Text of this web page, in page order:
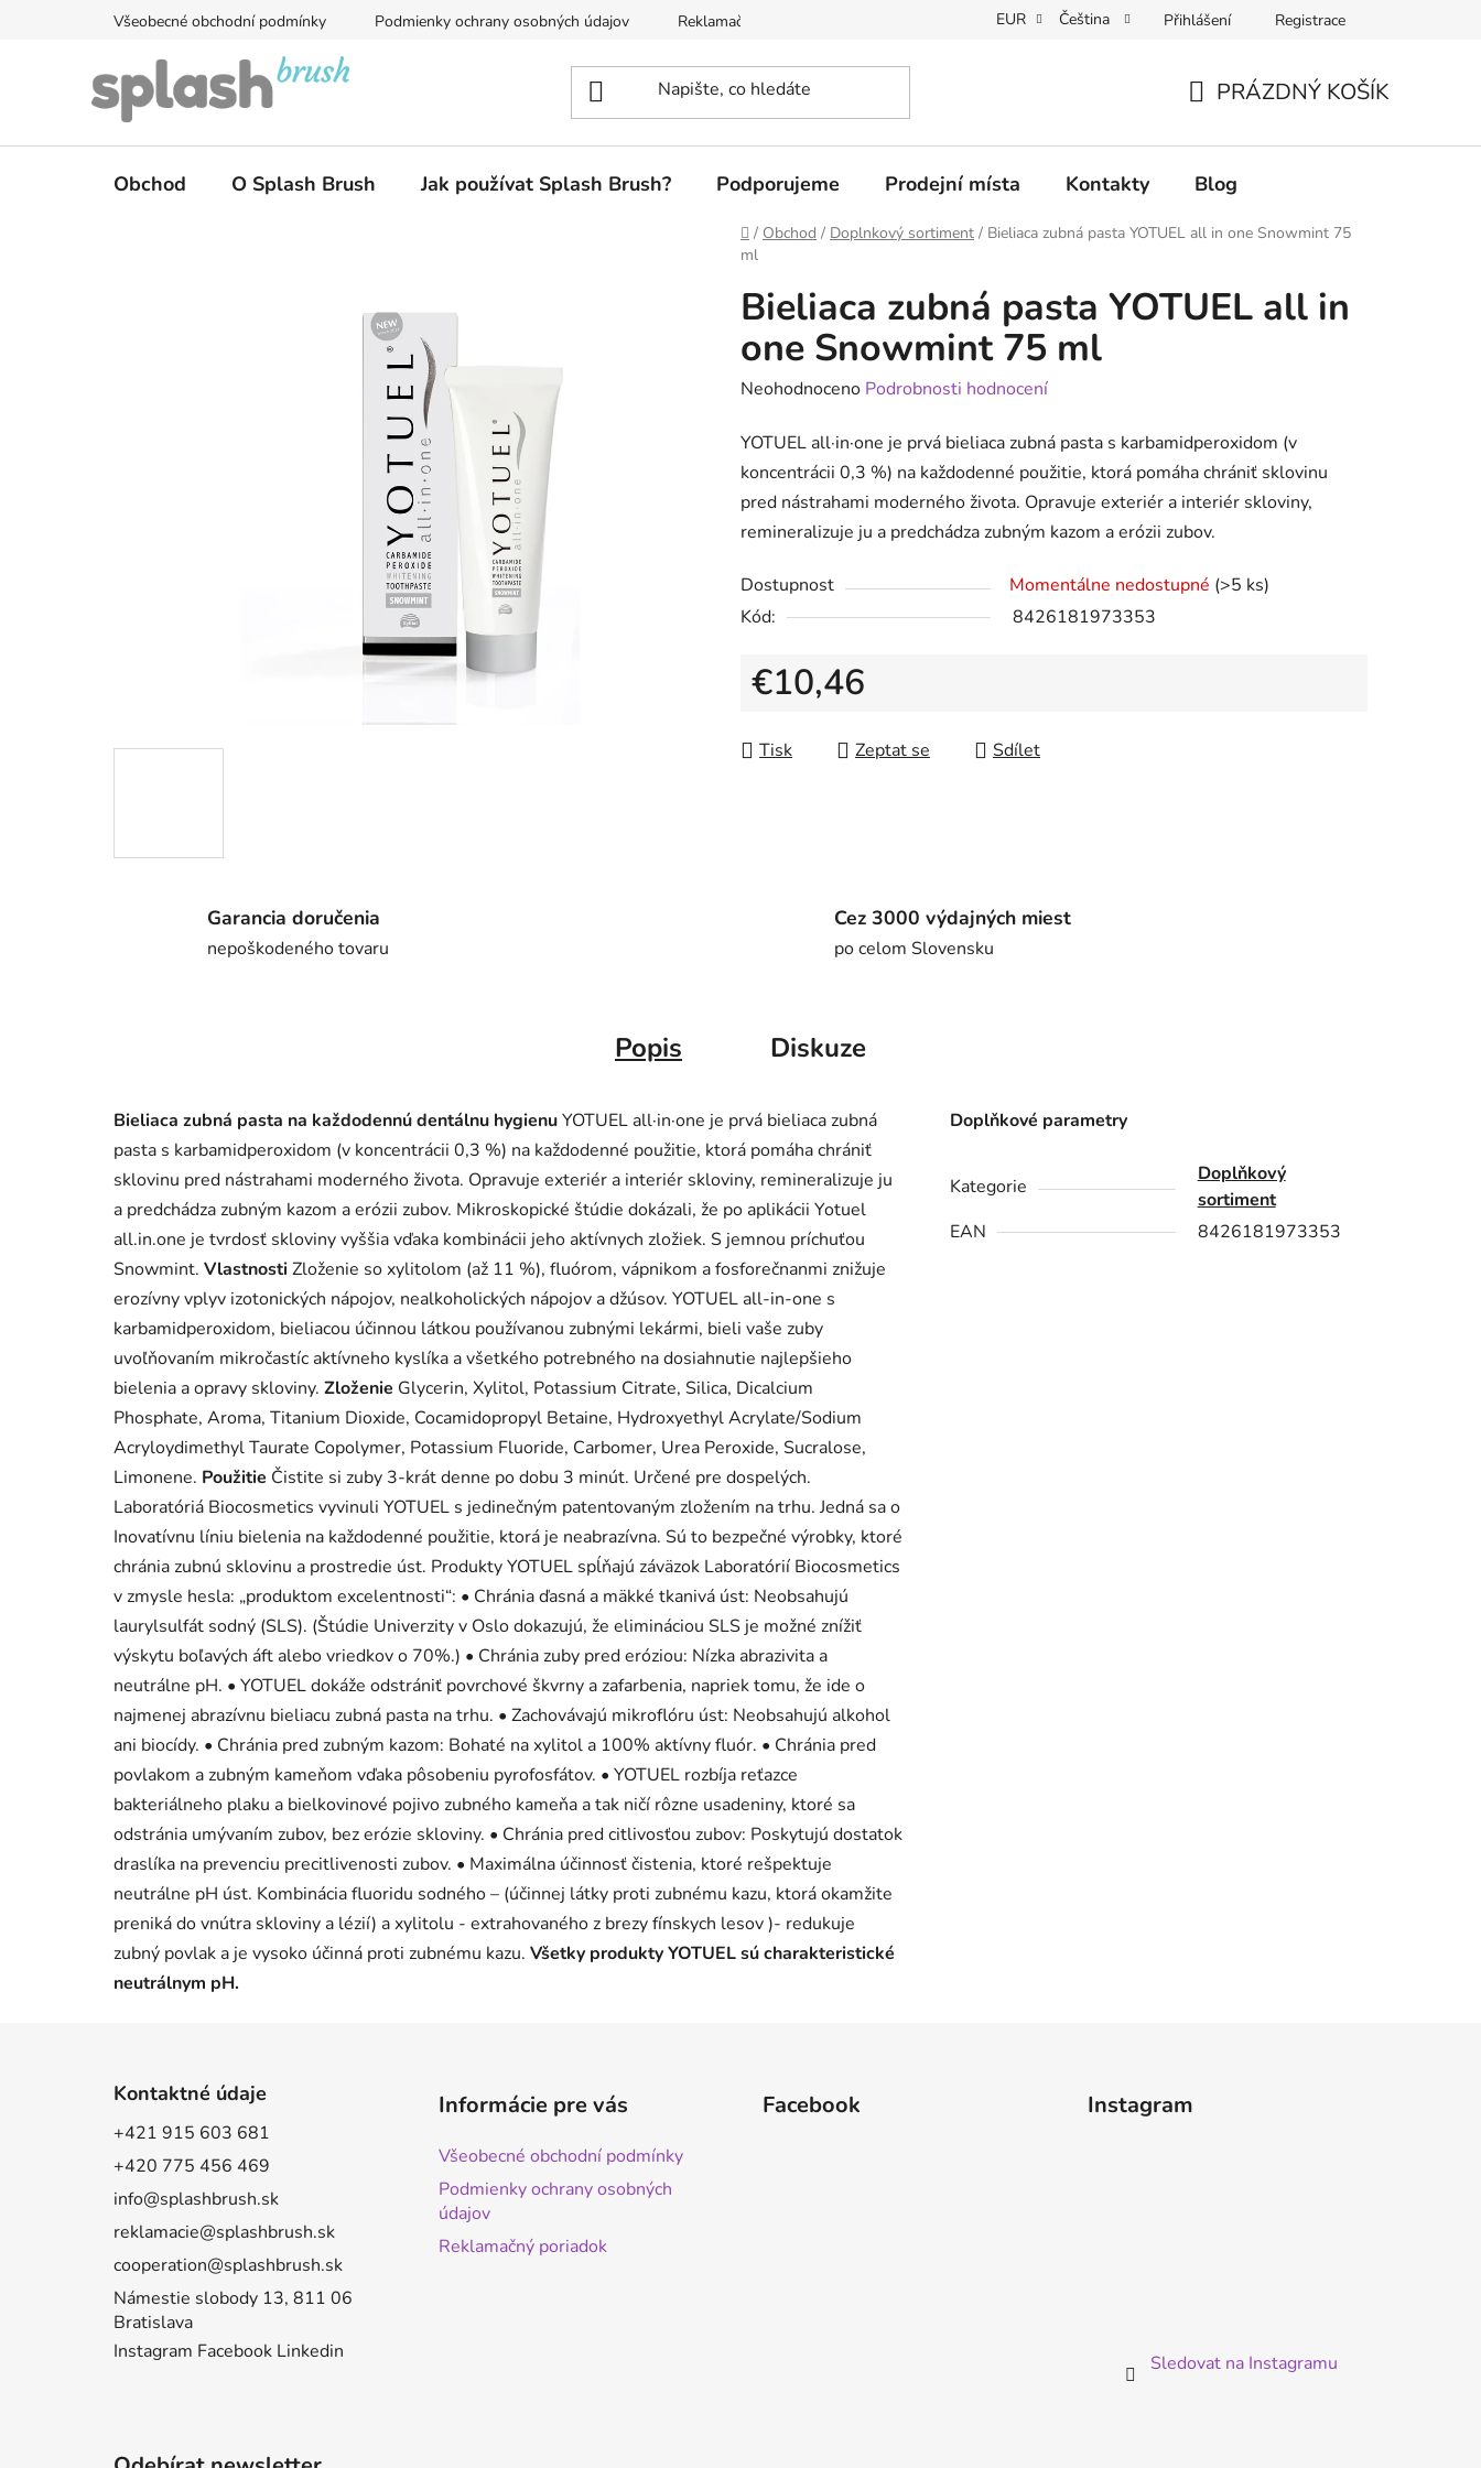
Všeobecné obchodní podmínky Podmienky ochrany osobných údajov Reklamačný poriadok EUR Čeština Přihlášení Registrace
KOŠÍK
PRÁZDNÝ KOŠÍK
Obchod O Splash Brush Jak používat Splash Brush? Podporujeme Prodejní místa Kontakty Blog
Domů
/ Obchod / Doplnkový sortiment / Bieliaca zubná pasta YOTUEL all in one Snowmint 75
ml
Bieliaca zubná pasta YOTUEL all in
one Snowmint 75 ml
Průměrné
produktu
je
0,0
z
hvězdiček.
Neohodnoceno Podrobnosti hodnocení
YOTUEL all·in·one je prvá bieliaca zubná pasta s karbamidperoxidom (v
koncentrácii 0,3 %) na každodenné použitie, ktorá pomáha chrániť sklovinu
pred nástrahami moderného života. Opravuje exteriér a interiér skloviny,
remineralizuje ju a predchádza zubným kazom a erózii zubov.
Dostupnost Momentálne nedostupné (>5 ks)
Kód:
8426181973353
€10,46
Tisk
Zeptat se Sdílet
Garancia doručenia
nepoškodeného tovaru
Cez 3000 výdajných miest
po celom Slovensku
Popis Diskuze
Bieliaca zubná pasta na každodennú dentálnu hygienuYOTUEL all·in·one je prvá bieliaca zubná
pasta s karbamidperoxidom (v koncentrácii 0,3 %) na každodenné použitie, ktorá pomáha chrániť
sklovinu pred nástrahami moderného života. Opravuje exteriér a interiér skloviny, remineralizuje ju
a predchádza zubným kazom a erózii zubov. Mikroskopické štúdie dokázali, že po aplikácii Yotuel
all.in.one je tvrdosť skloviny vyššia vďaka kombinácii jeho aktívnych zložiek. S jemnou príchuťou
Snowmint. VlastnostiZloženie so xylitolom (až 11 %), fluórom, vápnikom a fosforečnanmi znižuje
erozívny vplyv izotonických nápojov, nealkoholických nápojov a džúsov. YOTUEL all-in-one s
karbamidperoxidom, bieliacou účinnou látkou používanou zubnými lekármi, bieli vaše zuby
uvoľňovaním mikročastíc aktívneho kyslíka a všetkého potrebného na dosiahnutie najlepšieho
bielenia a opravy skloviny. Zloženie Glycerin, Xylitol, Potassium Citrate, Silica, Dicalcium
Phosphate, Aroma, Titanium Dioxide, Cocamidopropyl Betaine, Hydroxyethyl Acrylate/Sodium
Acryloydimethyl Taurate Copolymer, Potassium Fluoride, Carbomer, Urea Peroxide, Sucralose,
Limonene. Použitie Čistite si zuby 3-krát denne po dobu 3 minút. Určené pre dospelých.
Laboratóriá Biocosmetics vyvinuli YOTUEL s jedinečným patentovaným zložením na trhu. Jedná sa o
Inovatívnu líniu bielenia na každodenné použitie, ktorá je neabrazívna. Sú to bezpečné výrobky, ktoré
chránia zubnú sklovinu a prostredie úst. Produkty YOTUEL spĺňajú záväzok Laboratórií Biocosmetics
v zmysle hesla: „produktom excelentnosti“: • Chránia ďasná a mäkké tkanivá úst: Neobsahujú
laurylsulfát sodný (SLS). (Štúdie Univerzity v Oslo dokazujú, že elimináciou SLS je možné znížiť
výskytu boľavých áft alebo vriedkov o 70%.) • Chránia zuby pred eróziou: Nízka abrazivita a
neutrálne pH. • YOTUEL dokáže odstrániť povrchové škvrny a zafarbenia, napriek tomu, že ide o
najmenej abrazívnu bieliacu zubná pasta na trhu. • Zachovávajú mikroflóru úst: Neobsahujú alkohol
ani biocídy. • Chránia pred zubným kazom: Bohaté na xylitol a 100% aktívny fluór. • Chránia pred
povlakom a zubným kameňom vďaka pôsobeniu pyrofosfátov. • YOTUEL rozbíja reťazce
bakteriálneho plaku a bielkovinové pojivo zubného kameňa a tak ničí rôzne usadeniny, ktoré sa
odstránia umývaním zubov, bez erózie skloviny. • Chránia pred citlivosťou zubov: Poskytujú dostatok
draslíka na prevenciu precitlivenosti zubov. • Maximálna účinnosť čistenia, ktoré rešpektuje
neutrálne pH úst. Kombinácia fluoridu sodného – (účinnej látky proti zubnému kazu, ktorá okamžite
preniká do vnútra skloviny a lézií) a xylitolu - extrahovaného z brezy fínskych lesov )- redukuje
zubný povlak a je vysoko účinná proti zubnému kazu. Všetky produkty YOTUEL sú charakteristické
neutrálnym pH.
Doplňkové parametry
Kategorie
Doplňkový
sortiment
EAN
8426181973353
Kontaktné údaje
+421 915 603 681
+420 775 456 469
info@splashbrush.sk
reklamacie@splashbrush.sk
cooperation@splashbrush.sk
Námestie slobody 13, 811 06
Bratislava
Instagram Facebook Linkedin
Informácie pre vás
Všeobecné obchodní podmínky
Podmienky ochrany osobných
údajov
Reklamačný poriadok
Facebook Instagram
Sledovat na Instagramu